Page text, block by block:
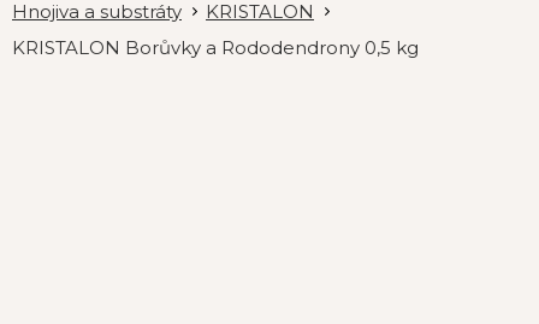
Hnojiva a substráty
KRISTALON
KRISTALON Borůvky a Rododendrony 0,5 kg